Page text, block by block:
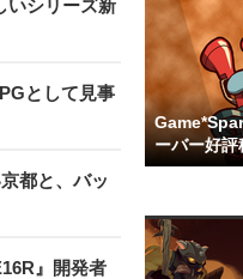
いシリーズ新
として見事
都と、バッ
』開発者
ーバー好評